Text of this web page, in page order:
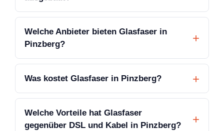
Welche Anbieter bieten Glasfaser in
Pinzberg?
Was kostet Glasfaser in Pinzberg?
Welche Vorteile hat Glasfaser
gegenüber DSL und Kabel in Pinzberg?